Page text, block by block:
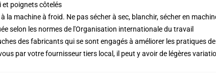
et poignets côtelés
la machine à froid. Ne pas sécher à sec, blanchir, sécher en
selon les normes de l'Organisation internationale du travail
des fabricants qui se sont engagés à améliorer les pratiques
par votre fournisseur tiers local, il peut y avoir de légères